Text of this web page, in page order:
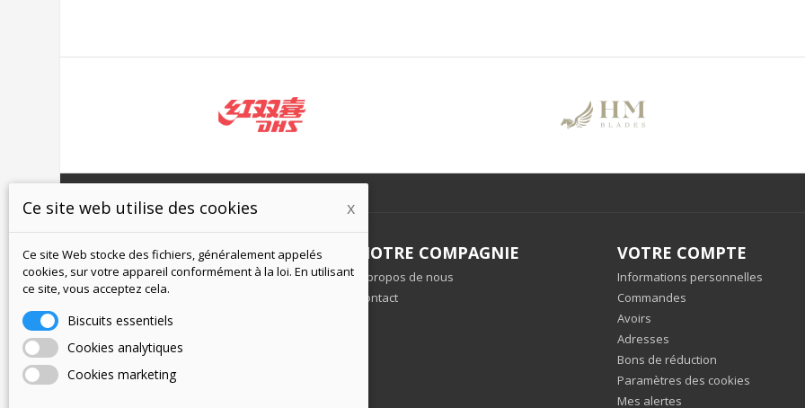
INFORMATIONS
Conditions commerciales
Protection des données personnelles
Expédition et paiement
Retour de marchandises
NOTRE COMPAGNIE
À propos de nous
Contact
VOTRE COMPTE
Informations personnelles
Commandes
Avoirs
Adresses
Bons de réduction
Paramètres des cookies
Mes alertes
Ce site web utilise des cookies x
Ce site Web stocke des fichiers, généralement appelés
cookies, sur votre appareil conformément à la loi. En utilisant
ce site, vous acceptez cela.
Biscuits essentiels
Cookies analytiques
Cookies marketing